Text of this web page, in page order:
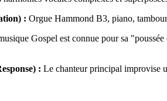
: Orgue Hammond B3, piano,
Gospel est connue pour sa
: Le chanteur principal improvise